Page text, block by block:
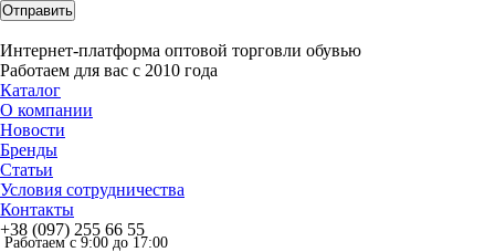
Отправить
Интернет-платформа оптовой торговли обувью
Работаем для вас с 2010 года
Каталог
О компании
Новости
Бренды
Статьи
Условия сотрудничества
Контакты
+38 (097) 255 66 55
Работаем с 9:00 до 17:00